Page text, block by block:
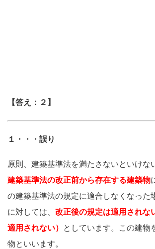
【答え：２】
１・・・誤り
原則、建築基準法を満たさないといけな
建築基準法の改正前から存在する建築物
の建築基準法の規定に適合しなくなった
に対しては、 改正後の規定は適用されな
適用されない）
としています。この建物
物といいます。